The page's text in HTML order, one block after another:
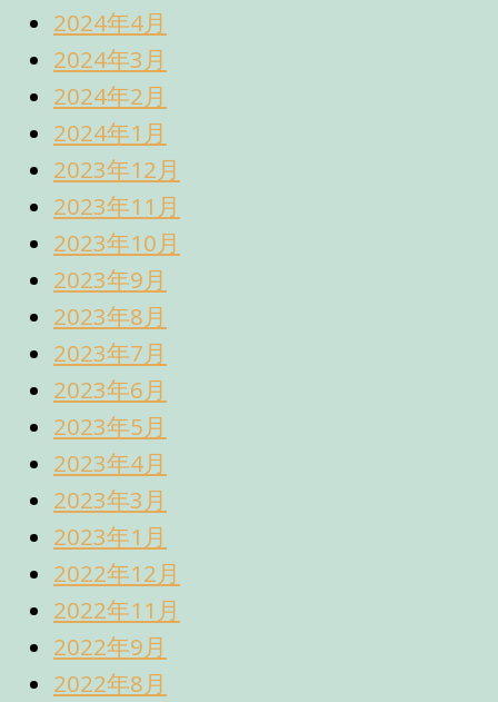
2024年4月
2024年3月
2024年2月
2024年1月
2023年12月
2023年11月
2023年10月
2023年9月
2023年8月
2023年7月
2023年6月
2023年5月
2023年4月
2023年3月
2023年1月
2022年12月
2022年11月
2022年9月
2022年8月